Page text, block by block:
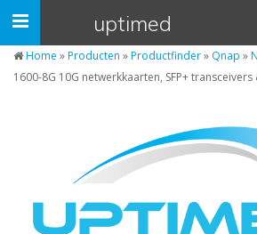
Navigatie
open/dicht
uptimed
Home »Producten »Productfinder» Qnap »
1600-8G 10G netwerkkaarten, SFP+ transceivers
Cookies beheer paneel